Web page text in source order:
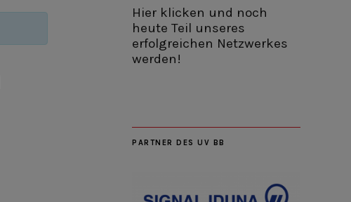
Hier klicken und noch
heute Teil unseres
erfolgreichen Netzwerkes
werden!
PARTNER DES UV BB